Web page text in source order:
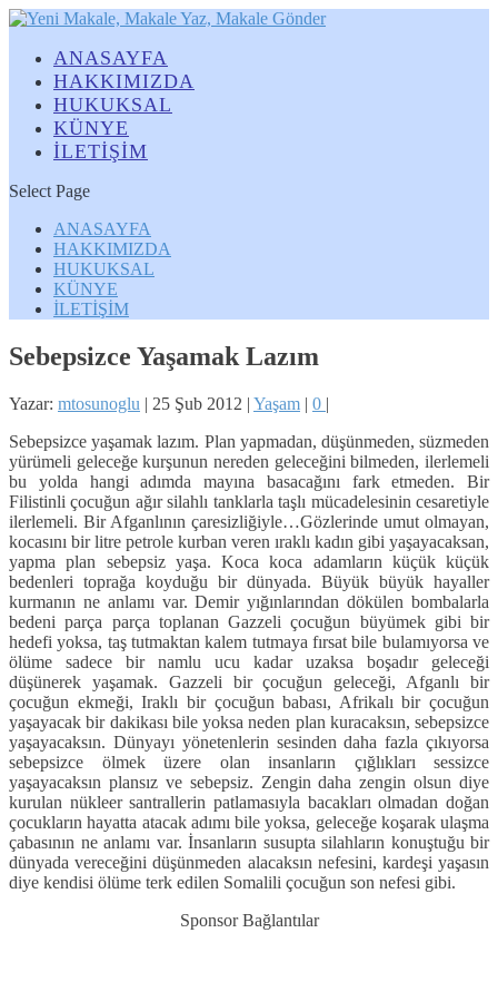
ANASAYFA
HAKKIMIZDA
HUKUKSAL
KÜNYE
İLETİŞİM
Select Page
ANASAYFA
HAKKIMIZDA
HUKUKSAL
KÜNYE
İLETİŞİM
Sebepsizce Yaşamak Lazım
Yazar: mtosunoglu | 25 Şub 2012 | Yaşam | 0 |
Sebepsizce yaşamak lazım. Plan yapmadan, düşünmeden, süzmeden
yürümeli geleceğe kurşunun nereden geleceğini bilmeden, ilerlemeli
bu yolda hangi adımda mayına basacağını fark etmeden. Bir
Filistinli çocuğun ağır silahlı tanklarla taşlı mücadelesinin cesaretiyle
ilerlemeli. Bir Afganlının çaresizliğiyle…Gözlerinde umut olmayan,
kocasını bir litre petrole kurban veren ıraklı kadın gibi yaşayacaksan,
yapma plan sebepsiz yaşa. Koca koca adamların küçük küçük
bedenleri toprağa koyduğu bir dünyada. Büyük büyük hayaller
kurmanın ne anlamı var. Demir yığınlarından dökülen bombalarla
bedeni parça parça toplanan Gazzeli çocuğun büyümek gibi bir
hedefi yoksa, taş tutmaktan kalem tutmaya fırsat bile bulamıyorsa ve
ölüme sadece bir namlu ucu kadar uzaksa boşadır geleceği
düşünerek yaşamak. Gazzeli bir çocuğun geleceği, Afganlı bir
çocuğun ekmeği, Iraklı bir çocuğun babası, Afrikalı bir çocuğun
yaşayacak bir dakikası bile yoksa neden plan kuracaksın, sebepsizce
yaşayacaksın. Dünyayı yönetenlerin sesinden daha fazla çıkıyorsa
sebepsizce ölmek üzere olan insanların çığlıkları sessizce
yaşayacaksın plansız ve sebepsiz. Zengin daha zengin olsun diye
kurulan nükleer santrallerin patlamasıyla bacakları olmadan doğan
çocukların hayatta atacak adımı bile yoksa, geleceğe koşarak ulaşma
çabasının ne anlamı var. İnsanların susupta silahların konuştuğu bir
dünyada vereceğini düşünmeden alacaksın nefesini, kardeşi yaşasın
diye kendisi ölüme terk edilen Somalili çocuğun son nefesi gibi.
Sponsor Bağlantılar